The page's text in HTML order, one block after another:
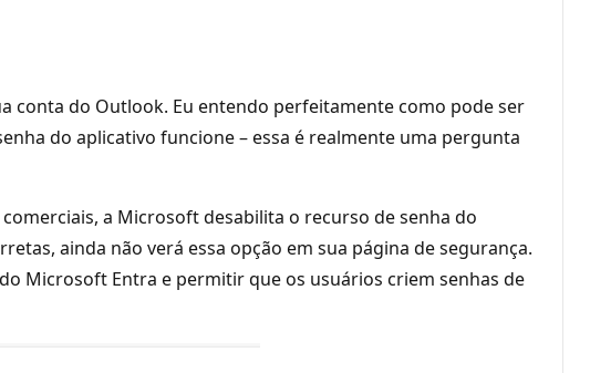
conta do Outlook. Eu entendo perfeitamente como pode ser
do aplicativo funcione – essa é realmente uma pergunta
a Microsoft desabilita o recurso de senha do
ainda não verá essa opção em sua página de segurança.
Microsoft Entra e permitir que os usuários criem senhas de